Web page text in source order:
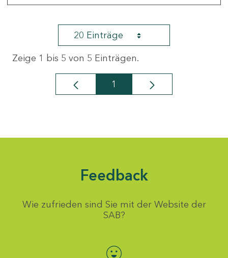
20 Einträge
Zeige 1 bis 5 von 5 Einträgen.
Seite
1
Feedback
Wie zufrieden sind Sie mit der Website der
SAB?
Bewertung auswählen